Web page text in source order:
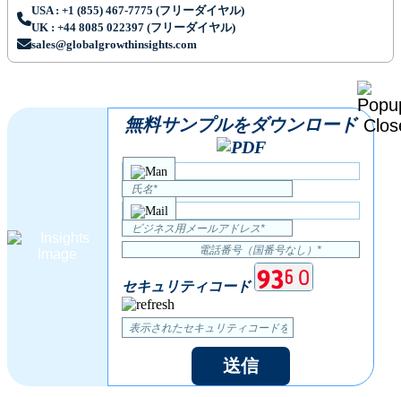
USA : +1 (855) 467-7775 (フリーダイヤル)
UK : +44 8085 022397 (フリーダイヤル)
sales@globalgrowthinsights.com
無料サンプルをダウンロード
セキュリティコード
送信